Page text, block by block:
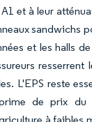
et à leur
sandwichs
et les halls
resserrent
L'EPS reste
de prix du